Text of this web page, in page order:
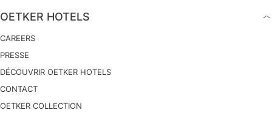
OETKER HOTELS
CAREERS
PRESSE
DÉCOUVRIR OETKER HOTELS
CONTACT
OETKER COLLECTION